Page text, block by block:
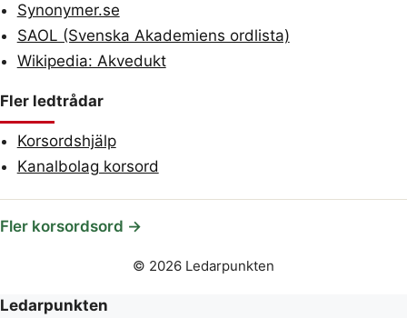
Synonymer.se
SAOL (Svenska Akademiens ordlista)
Wikipedia: Akvedukt
Fler ledtrådar
Korsordshjälp
Kanalbolag korsord
Fler korsordsord →
© 2026 Ledarpunkten
Ledarpunkten